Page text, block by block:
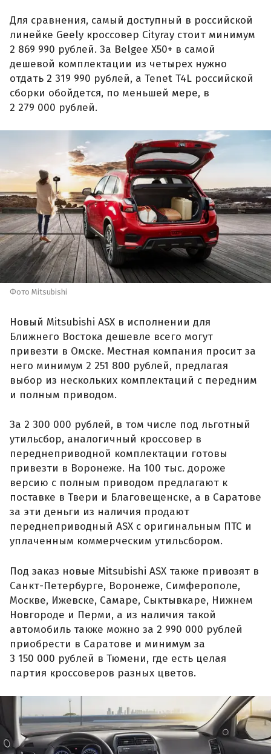
Для сравнения, самый доступный в российской
линейке Geely кроссовер Cityray стоит минимум
2 869 990 рублей. За Belgee X50+ в самой
дешевой комплектации из четырех нужно
отдать 2 319 990 рублей, а Tenet T4L российской
сборки обойдется, по меньшей мере, в
2 279 000 рублей.
Фото Mitsubishi
Новый Mitsubishi ASX в исполнении для
Ближнего Востока дешевле всего могут
привезти в Омске. Местная компания просит за
него минимум 2 251 800 рублей, предлагая
выбор из нескольких комплектаций с передним
и полным приводом.
За 2 300 000 рублей, в том числе под льготный
утильсбор, аналогичный кроссовер в
переднеприводной комплектации готовы
привезти в Воронеже. На 100 тыс. дороже
версию с полным приводом предлагают к
поставке в Твери и Благовещенске, а в Саратове
за эти деньги из наличия продают
переднеприводный ASX с оригинальным ПТС и
уплаченным коммерческим утильсбором.
Под заказ новые Mitsubishi ASX также привозят в
Санкт-Петербурге, Воронеже, Симферополе,
Москве, Ижевске, Самаре, Сыктывкаре, Нижнем
Новгороде и Перми, а из наличия такой
автомобиль также можно за 2 990 000 рублей
приобрести в Саратове и минимум за
3 150 000 рублей в Тюмени, где есть целая
партия кроссоверов разных цветов.